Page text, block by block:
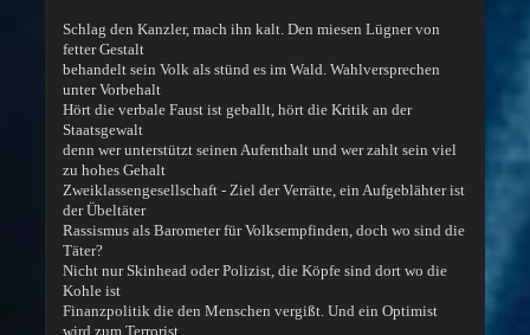
Schlag den Kanzler, mach ihn kalt. Den miesen Lügner von
fetter Gestalt
behandelt sein Volk als stünd es im Wald. Wahlversprechen
unter Vorbehalt
Hört die verbale Faust ist geballt, hört die Kritik an der
Staatsgewalt
denn wer unterstützt seinen Aufenthalt und wer zahlt sein viel
zu hohes Gehalt
Zweiklassengesellschaft - Ziel der Verrätte, ein Aufgeblähter ist
der Übeltäter
Rassismus als Barometer für Volksempfinden, doch wo sind die
Täter?
Nicht nur Skinhead oder Polizist, die Köpfe sind dort wo die
Kohle ist
Finanzpolitik die den Menschen vergißt. Und ein Optimist
wird zum Terrorist.